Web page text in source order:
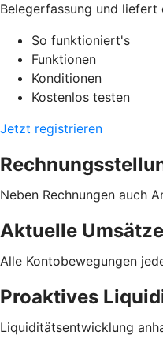
Belegerfassung und liefert
So funktioniert's
Funktionen
Konditionen
Kostenlos testen
Jetzt registrieren
Neben Rechnungen auch
Aktuelle
Alle Kontobewegungen
Proaktives
Liquiditätsentwicklung